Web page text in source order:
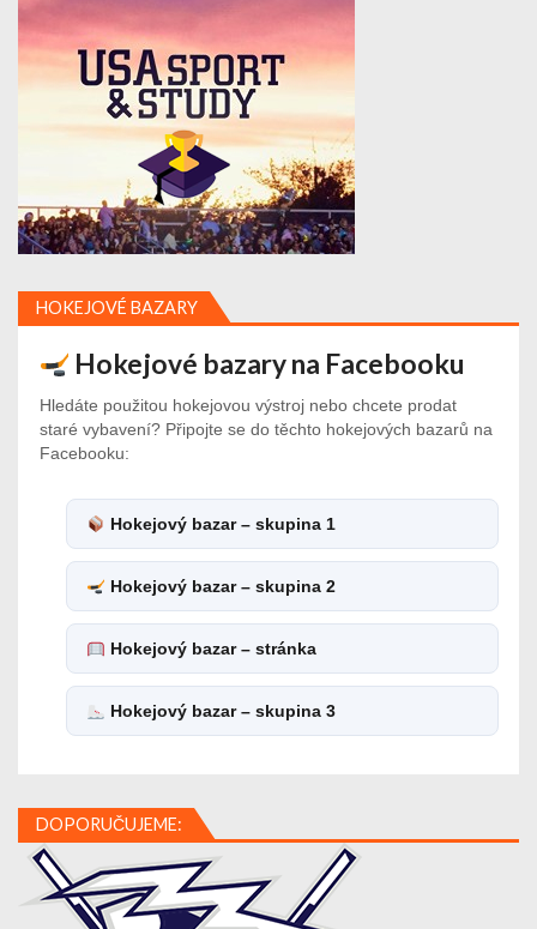
HOKEJOVÉ BAZARY
Hokejové bazary na Facebooku
Hledáte použitou hokejovou výstroj nebo chcete prodat
staré vybavení? Připojte se do těchto hokejových bazarů na
Facebooku:
Hokejový bazar – skupina 1
Hokejový bazar – skupina 2
Hokejový bazar – stránka
Hokejový bazar – skupina 3
DOPORUČUJEME: